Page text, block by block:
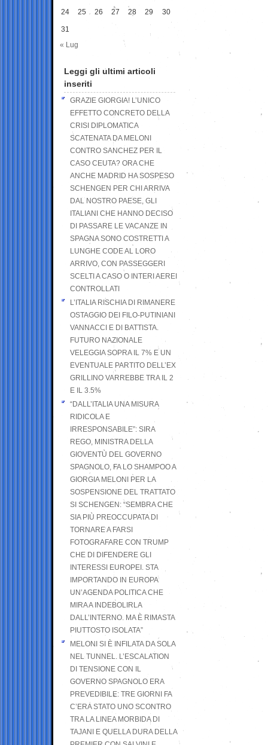
24 25 26 27 28 29 30
31
« Lug
Leggi gli ultimi articoli
inseriti
GRAZIE GIORGIA! L’UNICO
EFFETTO CONCRETO DELLA
CRISI DIPLOMATICA
SCATENATA DA MELONI
CONTRO SANCHEZ PER IL
CASO CEUTA? ORA CHE
ANCHE MADRID HA SOSPESO
SCHENGEN PER CHI ARRIVA
DAL NOSTRO PAESE, GLI
ITALIANI CHE HANNO DECISO
DI PASSARE LE VACANZE IN
SPAGNA SONO COSTRETTI A
LUNGHE CODE AL LORO
ARRIVO, CON PASSEGGERI
SCELTI A CASO O INTERI AEREI
CONTROLLATI
L’ITALIA RISCHIA DI RIMANERE
OSTAGGIO DEI FILO-PUTINIANI
VANNACCI E DI BATTISTA.
FUTURO NAZIONALE
VELEGGIA SOPRA IL 7% E UN
EVENTUALE PARTITO DELL’EX
GRILLINO VARREBBE TRA IL 2
E IL 3.5%
“DALL’ITALIA UNA MISURA
RIDICOLA E
IRRESPONSABILE”: SIRA
REGO, MINISTRA DELLA
GIOVENTÙ DEL GOVERNO
SPAGNOLO, FA LO SHAMPOO A
GIORGIA MELONI PER LA
SOSPENSIONE DEL TRATTATO
SI SCHENGEN: “SEMBRA CHE
SIA PIÙ PREOCCUPATA DI
TORNARE A FARSI
FOTOGRAFARE CON TRUMP
CHE DI DIFENDERE GLI
INTERESSI EUROPEI. STA
IMPORTANDO IN EUROPA
UN’AGENDA POLITICA CHE
MIRA A INDEBOLIRLA
DALL’INTERNO. MA È RIMASTA
PIUTTOSTO ISOLATA”
MELONI SI È INFILATA DA SOLA
NEL TUNNEL. L’ESCALATION
DI TENSIONE CON IL
GOVERNO SPAGNOLO ERA
PREVEDIBILE: TRE GIORNI FA
C’ERA STATO UNO SCONTRO
TRA LA LINEA MORBIDA DI
TAJANI E QUELLA DURA DELLA